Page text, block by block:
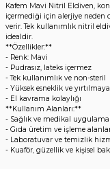
Kafem Mavi Nitril Eldiven,
içermediği için alerjiye neden
verir. Tek kullanımlık nitril
idealdir.
**Özellikler:**
- Renk: Mavi
- Pudrasız, lateks içermez
- Tek kullanımlık ve non-steril
- Yüksek esneklik ve
- El kavrama kolaylığı
**Kullanım Alanları:**
- Sağlık ve medikal
- Gıda üretim ve işleme
- Laboratuvar ve temizlik
- Kuaför, güzellik ve kişisel